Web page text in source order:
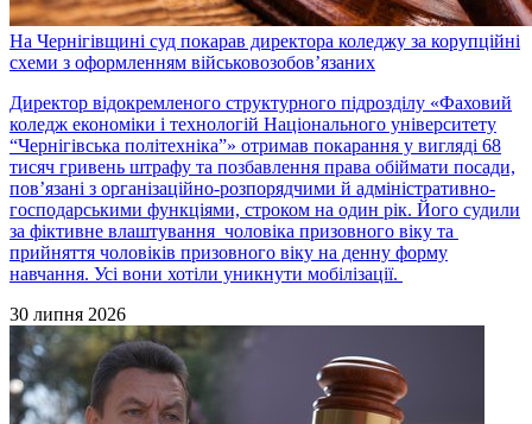
На Чернігівщині суд покарав директора коледжу за корупційні
схеми з оформленням військовозобов’язаних
Директор відокремленого структурного підрозділу «Фаховий
коледж економіки і технологій Національного університету
“Чернігівська політехніка”» отримав покарання у вигляді 68
тисяч гривень штрафу та позбавлення права обіймати посади,
пов’язані з організаційно-розпорядчими й адміністративно-
господарськими функціями, строком на один рік. Його судили
за фіктивне влаштування чоловіка призовного віку та
прийняття чоловіків призовного віку на денну форму
навчання. Усі вони хотіли уникнути мобілізації.
30 липня 2026